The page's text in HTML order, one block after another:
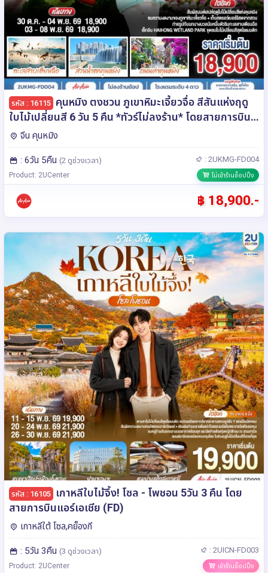
รหัส : 16115 คุนหมิง ตงชวน ภูเขาหิมะเจี้ยวจื่อ สีสันแห่งฤดู
ใบไม้เปลี่ยนสี 6 วัน 5 คืน *ทัวร์ไม่ลงร้าน* โดยสายการบิน
แอร์เอเซีย (FD)
จีน คุนหมิง
: 6วัน 5คืน (2 ดูช่วงเวลา) : 2UKMG-FD004
Product: 2UCenter ไม่เข้าร้านช็อปปิ้ง
฿ 18,900.-
รหัส : 16105
เกาหลีใบไม้จึ้ง! โซล - โพชอน 5วัน 3 คืน โดย
สายการบินแอร์เอเชีย (FD)
เกาหลีใต้ โซล,คย็องกี
: 5วัน 3คืน (3 ดูช่วงเวลา) : 2UICN-FD003
Product: 2UCenter เข้าร้านช็อปปิ้ง